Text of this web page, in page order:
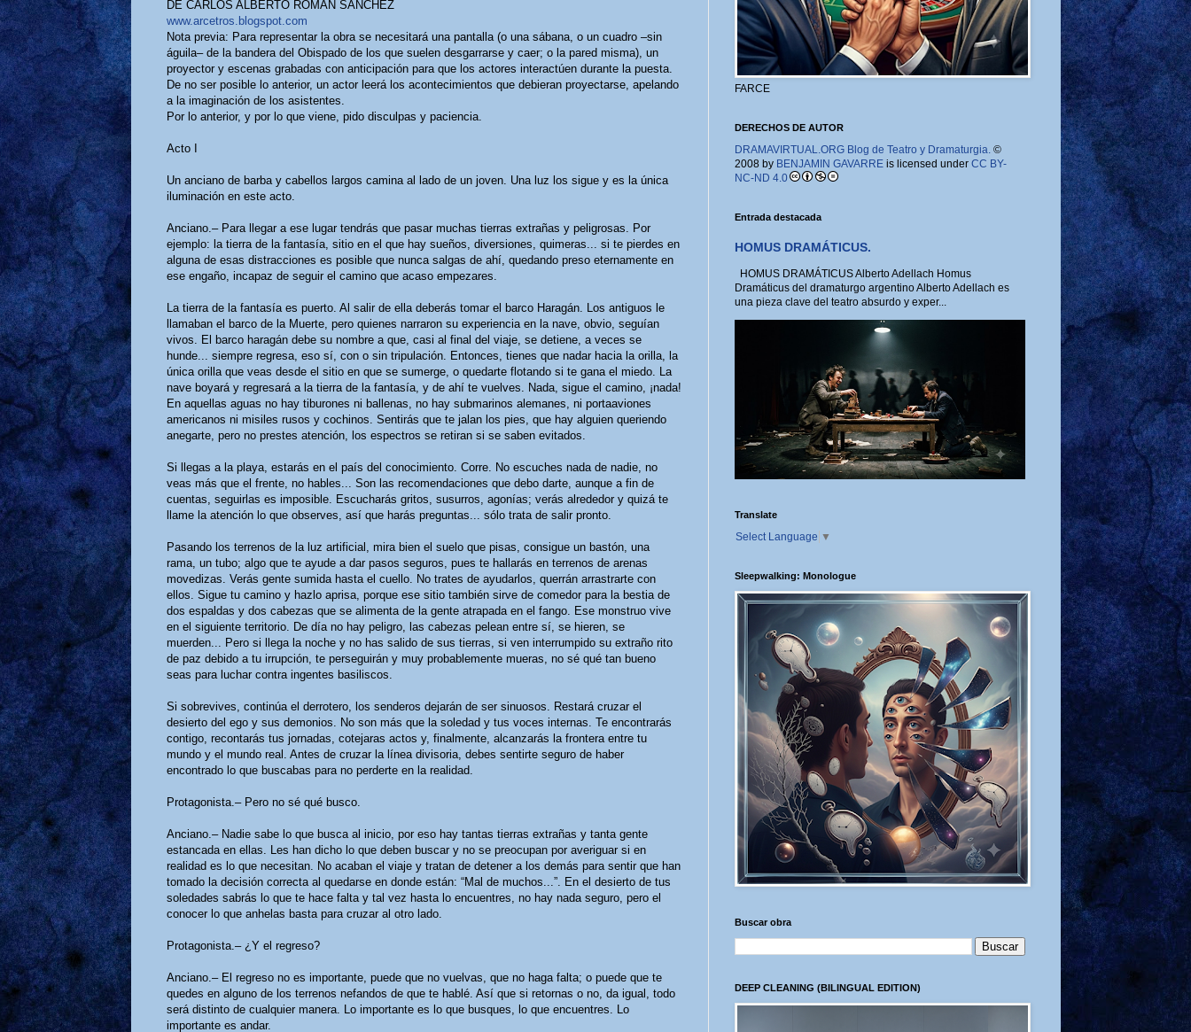
DE CARLOS ALBERTO ROMÁN SÁNCHEZ
www.arcetros.blogspot.com
Nota previa: Para representar la obra se necesitará una pantalla (o una sábana, o un cuadro –sin
águila– de la bandera del Obispado de los que suelen desgarrarse y caer; o la pared misma), un
proyector y escenas grabadas con anticipación para que los actores interactúen durante la puesta.
De no ser posible lo anterior, un actor leerá los acontecimientos que debieran proyectarse, apelando
a la imaginación de los asistentes.
Por lo anterior, y por lo que viene, pido disculpas y paciencia.
Acto I
Un anciano de barba y cabellos largos camina al lado de un joven. Una luz los sigue y es la única
iluminación en este acto.
Anciano.– Para llegar a ese lugar tendrás que pasar muchas tierras extrañas y peligrosas. Por
ejemplo: la tierra de la fantasía, sitio en el que hay sueños, diversiones, quimeras... si te pierdes en
alguna de esas distracciones es posible que nunca salgas de ahí, quedando preso eternamente en
ese engaño, incapaz de seguir el camino que acaso empezares.
La tierra de la fantasía es puerto. Al salir de ella deberás tomar el barco Haragán. Los antiguos le
llamaban el barco de la Muerte, pero quienes narraron su experiencia en la nave, obvio, seguían
vivos. El barco haragán debe su nombre a que, casi al final del viaje, se detiene, a veces se
hunde... siempre regresa, eso sí, con o sin tripulación. Entonces, tienes que nadar hacia la orilla, la
única orilla que veas desde el sitio en que se sumerge, o quedarte flotando si te gana el miedo. La
nave boyará y regresará a la tierra de la fantasía, y de ahí te vuelves. Nada, sigue el camino, ¡nada!
En aquellas aguas no hay tiburones ni ballenas, no hay submarinos alemanes, ni portaaviones
americanos ni misiles rusos y cochinos. Sentirás que te jalan los pies, que hay alguien queriendo
anegarte, pero no prestes atención, los espectros se retiran si se saben evitados.
Si llegas a la playa, estarás en el país del conocimiento. Corre. No escuches nada de nadie, no
veas más que el frente, no hables... Son las recomendaciones que debo darte, aunque a fin de
cuentas, seguirlas es imposible. Escucharás gritos, susurros, agonías; verás alrededor y quizá te
llame la atención lo que observes, así que harás preguntas... sólo trata de salir pronto.
Pasando los terrenos de la luz artificial, mira bien el suelo que pisas, consigue un bastón, una
rama, un tubo; algo que te ayude a dar pasos seguros, pues te hallarás en terrenos de arenas
movedizas. Verás gente sumida hasta el cuello. No trates de ayudarlos, querrán arrastrarte con
ellos. Sigue tu camino y hazlo aprisa, porque ese sitio también sirve de comedor para la bestia de
dos espaldas y dos cabezas que se alimenta de la gente atrapada en el fango. Ese monstruo vive
en el siguiente territorio. De día no hay peligro, las cabezas pelean entre sí, se hieren, se
muerden... Pero si llega la noche y no has salido de sus tierras, si ven interrumpido su extraño rito
de paz debido a tu irrupción, te perseguirán y muy probablemente mueras, no sé qué tan bueno
seas para luchar contra ingentes basiliscos.
Si sobrevives, continúa el derrotero, los senderos dejarán de ser sinuosos. Restará cruzar el
desierto del ego y sus demonios. No son más que la soledad y tus voces internas. Te encontrarás
contigo, recontarás tus jornadas, cotejaras actos y, finalmente, alcanzarás la frontera entre tu
mundo y el mundo real. Antes de cruzar la línea divisoria, debes sentirte seguro de haber
encontrado lo que buscabas para no perderte en la realidad.
Protagonista.– Pero no sé qué busco.
Anciano.– Nadie sabe lo que busca al inicio, por eso hay tantas tierras extrañas y tanta gente
estancada en ellas. Les han dicho lo que deben buscar y no se preocupan por averiguar si en
realidad es lo que necesitan. No acaban el viaje y tratan de detener a los demás para sentir que han
tomado la decisión correcta al quedarse en donde están: “Mal de muchos...”. En el desierto de tus
soledades sabrás lo que te hace falta y tal vez hasta lo encuentres, no hay nada seguro, pero el
conocer lo que anhelas basta para cruzar al otro lado.
Protagonista.– ¿Y el regreso?
Anciano.– El regreso no es importante, puede que no vuelvas, que no haga falta; o puede que te
quedes en alguno de los terrenos nefandos de que te hablé. Así que si retornas o no, da igual, todo
será distinto de cualquier manera. Lo importante es lo que busques, lo que encuentres. Lo
importante es andar.
FARCE
DERECHOS DE AUTOR
DRAMAVIRTUAL.ORG Blog de Teatro y Dramaturgia.©
2008 by BENJAMIN GAVARREis licensed under CC BY-
NC-ND 4.0
Entrada destacada
HOMUS DRAMÁTICUS.
HOMUS DRAMÁTICUS Alberto Adellach Homus
Dramáticus del dramaturgo argentino Alberto Adellach es
una pieza clave del teatro absurdo y exper...
Translate
Select Language ▼
Sleepwalking: Monologue
Buscar obra
DEEP CLEANING (BILINGUAL EDITION)